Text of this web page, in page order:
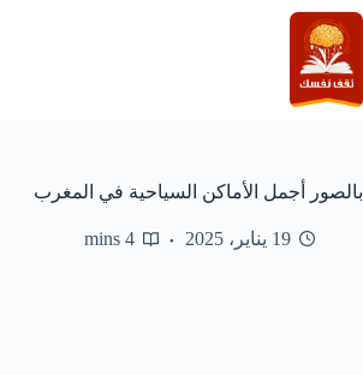
التجاوز
إلى
المحتوى
بالصور أجمل الأماكن السياحية في المغرب
19 يناير، 2025 4 mins